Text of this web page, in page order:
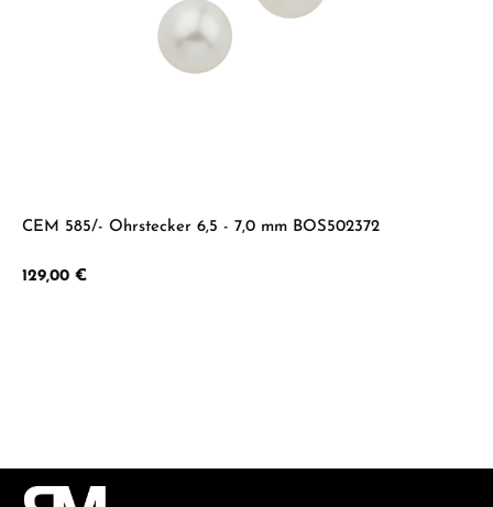
CEM 585/- Ohrstecker 6,5 - 7,0 mm BOS502372
Regulärer Preis:
129,00 €